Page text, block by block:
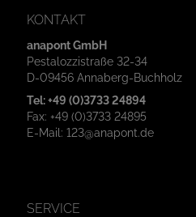
KONTAKT
anapont GmbH
Pestalozzistraße 32-34
D-09456 Annaberg-Buchholz
Tel: +49 (0)3733 24894
Fax: +49 (0)3733 24895
E-Mail: 123@anapont.de
SERVICE